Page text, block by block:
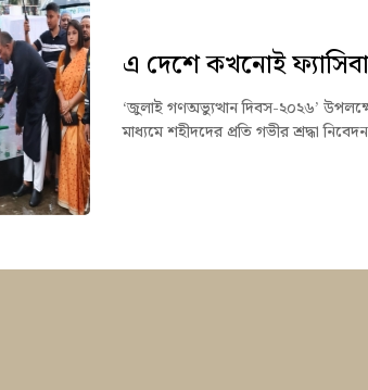
এ দেশে কখনোই
‘জুলাই গণঅভ্যুত্থান দিবস-২০২৬’
মাধ্যমে শহীদদের প্রতি গভীর শ্রদ্ধা